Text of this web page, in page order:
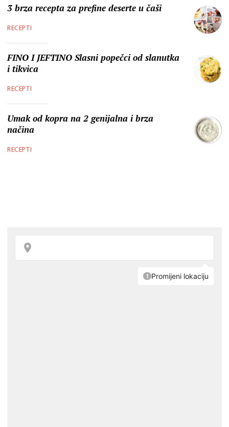
3 brza recepta za prefine deserte u čaši
RECEPTI
FINO I JEFTINO Slasni popečci od slanutka
i tikvica
RECEPTI
Umak od kopra na 2 genijalna i brza
načina
RECEPTI